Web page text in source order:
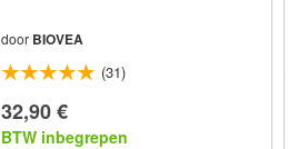
door BIOVEA
(31)
32,90 €
BTW inbegrepen